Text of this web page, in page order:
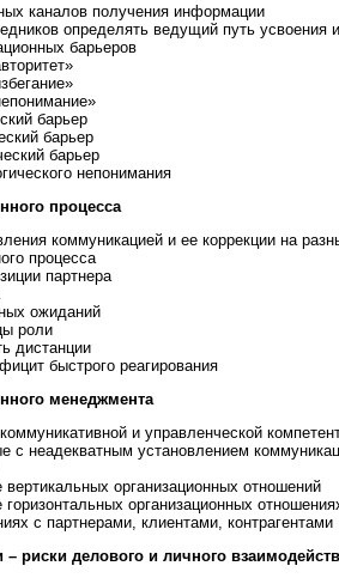
каналов получения информации
определять ведущий путь усвоения
барьеров
барьер
барьер
барьер
непонимания
процесса
коммуникацией и ее коррекции на
процесса
партнера
ожиданий
роли
дистанции
быстрого реагирования
менеджмента
и управленческой
с неадекватным установлением
вертикальных организационных отношений
организационных
с партнерами, клиентами, контрагентами
– риски делового и личного